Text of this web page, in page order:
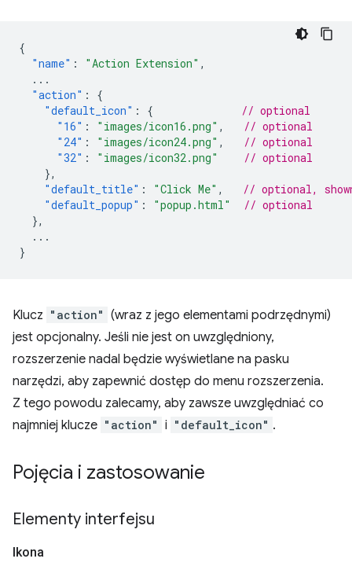
{
"name" : "Action Extension" ,
...
"action" :
{
"default_icon" : {
// optional
"16" : "images/icon16.png" ,
// optional
"24" : "images/icon24.png" ,
// optional
"32" : "images/icon32.png"
// optional
},
"default_title" : "Click Me" ,
// optional,
"default_popup" : "popup.html"
// optional
},
...
}
Klucz "action" (wraz z jego elementami podrzędnymi)
jest opcjonalny. Jeśli nie jest on uwzględniony,
rozszerzenie nadal będzie wyświetlane na pasku
narzędzi, aby zapewnić dostęp do menu rozszerzenia.
Z tego powodu zalecamy, aby zawsze uwzględniać co
najmniej klucze "action" i "default_icon" .
Pojęcia i zastosowanie
Elementy interfejsu
Ikona